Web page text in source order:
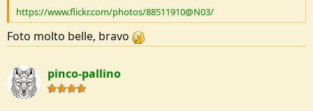
https://www.flickr.com/photos/88511910@N03/
Foto molto belle, bravo
pinco-pallino